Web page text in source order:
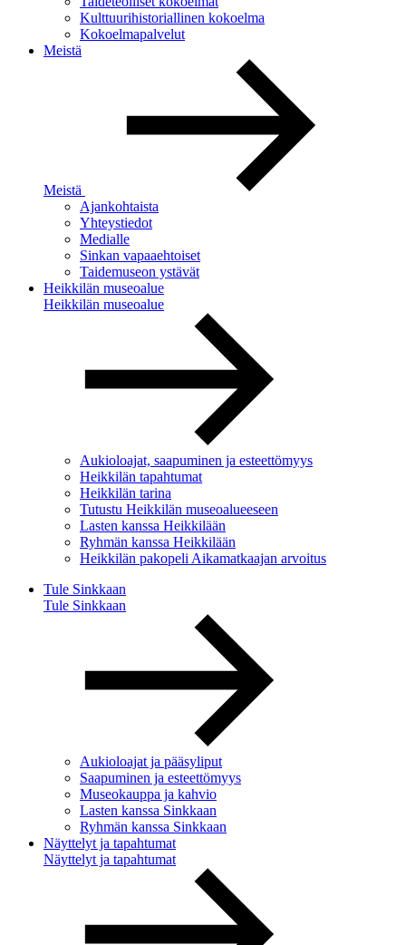
Kulttuurihistoriallinen kokoelma
Kokoelmapalvelut
Meistä
Meistä
Ajankohtaista
Yhteystiedot
Medialle
Sinkan vapaaehtoiset
Taidemuseon ystävät
Heikkilän museoalue
Heikkilän museoalue
Aukioloajat, saapuminen ja esteettömyys
Heikkilän tapahtumat
Heikkilän tarina
Tutustu Heikkilän museoalueeseen
Lasten kanssa Heikkilään
Ryhmän kanssa Heikkilään
Heikkilän pakopeli Aikamatkaajan arvoitus
Tule Sinkkaan
Tule Sinkkaan
Aukioloajat ja pääsyliput
Saapuminen ja esteettömyys
Museokauppa ja kahvio
Lasten kanssa Sinkkaan
Ryhmän kanssa Sinkkaan
Näyttelyt ja tapahtumat
Näyttelyt ja tapahtumat